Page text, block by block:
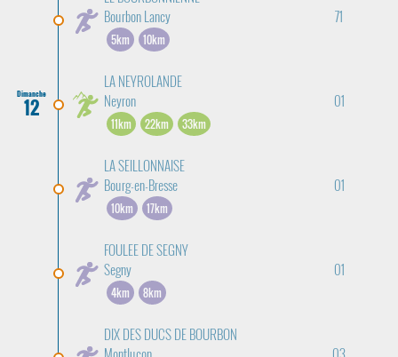
Bourbon Lancy
71
5km 10km
Dimanche
12
LA NEYROLANDE
Neyron
01
11km 22km 33km
LA SEILLONNAISE
Bourg-en-Bresse
01
10km 17km
FOULEE DE SEGNY
Segny
01
4km 8km
DIX DES DUCS DE BOURBON
Montlucon
03